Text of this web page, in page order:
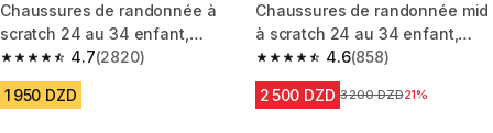
Chaussures de randonnée à
scratch 24 au 34 enfant,
NH100 gris4.7
4.7 out of 5 stars from 2820 reviews
(2820)
1 950 DZD
Chaussures de randonnée mid
à scratch 24 au 34 enfant,
NH100 gris4.6
4.6 out of 5 stars from 858
(858)
2 500 DZD Prix avant la réduction
3 200 DZD21%